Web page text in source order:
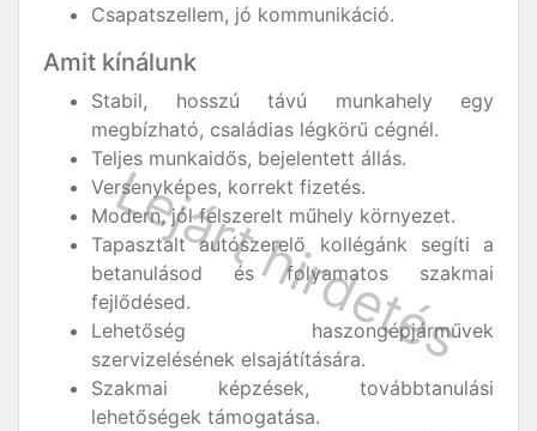
Csapatszellem, jó kommunikáció.
Amit kínálunk
Stabil, hosszú távú munkahely egy
megbízható, családias légkörű cégnél.
Teljes munkaidős, bejelentett állás.
Versenyképes, korrekt fizetés.
Modern, jól felszerelt műhely környezet.
Tapasztalt autószerelő kollégánk segíti a
betanulásod és folyamatos szakmai
fejlődésed.
Lehetőség haszongépjárművek
szervizelésének elsajátítására.
Szakmai képzések, továbbtanulási
lehetőségek támogatása.